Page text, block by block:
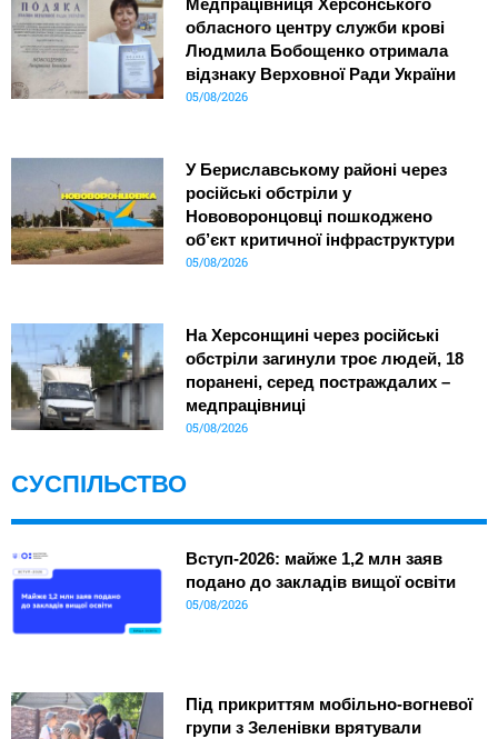
обласного центру служби крові
Людмила Бобощенко отримала
відзнаку Верховної Ради України
05/08/2026
У Бериславському районі через
російські обстріли у
Нововоронцовці пошкоджено
об’єкт критичної інфраструктури
05/08/2026
На Херсонщині через російські
обстріли загинули троє людей, 18
поранені, серед постраждалих –
медпрацівниці
05/08/2026
СУСПІЛЬСТВО
Вступ-2026: майже 1,2 млн заяв
подано до закладів вищої освіти
05/08/2026
Під прикриттям мобільно-вогневої
групи з Зеленівки врятували